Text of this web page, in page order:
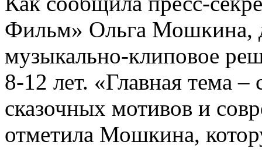
Фильм» Ольга Мошкина,
музыкально-клиповое
8-12 лет. «Главная тема
сказочных мотивов и
отметила Мошкина,